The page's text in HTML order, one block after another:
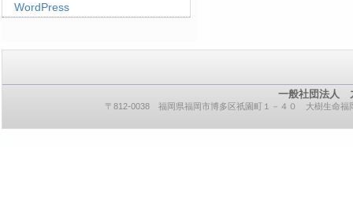
WordPress
一般社団法人
〒812-0038 福岡県福岡市博多区祇園町１－４０ 大樹生命